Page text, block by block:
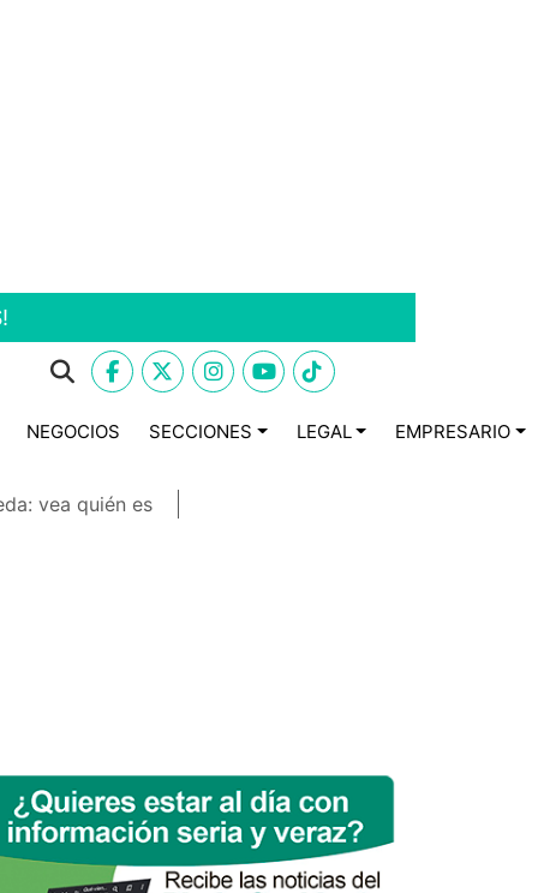
NEGOCIOS SECCIONES LEGAL EMPRESARIO
vea quién es